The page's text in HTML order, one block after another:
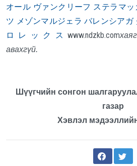
オール ヴァンクリーフ ステラマッ
ツ メゾンマルジェラ バレンシアガ
ロレックスwww.ndzkb.com
авахгүй.
Шүүгчийн сонгон
газар
Хэвлэл